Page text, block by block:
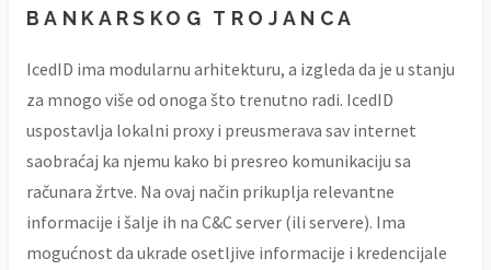
BANKARSKOG TROJANCA
IcedID ima modularnu arhitekturu, a izgleda da je u stanju
za mnogo više od onoga što trenutno radi. IcedID
uspostavlja lokalni proxy i preusmerava sav internet
saobraćaj ka njemu kako bi presreo komunikaciju sa
računara žrtve. Na ovaj način prikuplja relevantne
informacije i šalje ih na C&C server (ili servere). Ima
mogućnost da ukrade osetljive informacije i kredencijale